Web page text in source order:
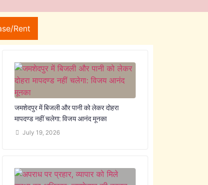
Rent
जमशेदपुर में बिजली और पानी को लेकर दोहरा
मापदण्ड नहीं चलेगा: विजय आनंद मूनका
July 19, 2026